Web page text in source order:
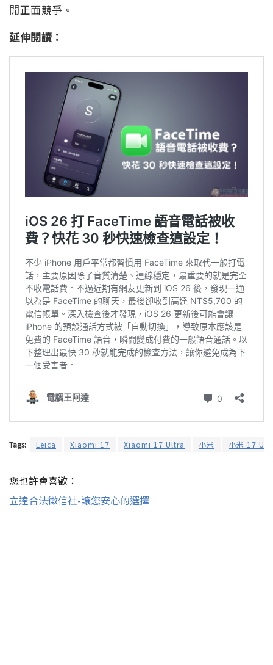
開正面競爭。
延伸閱讀：
Tags: Leica Xiaomi 17 Xiaomi 17 Ultra 小米 小米 17
您也許會喜歡：
立達合法徵信社-讓您安心的選擇